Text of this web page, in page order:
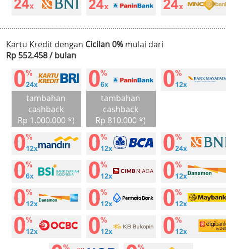
Kartu Kredit dengan Cicilan 0% mulai dari
Rp 552.458 / bulan
tambahan
cashback
Rp 1.000.000 *)
tambahan
cashback
Rp 810.000 *)